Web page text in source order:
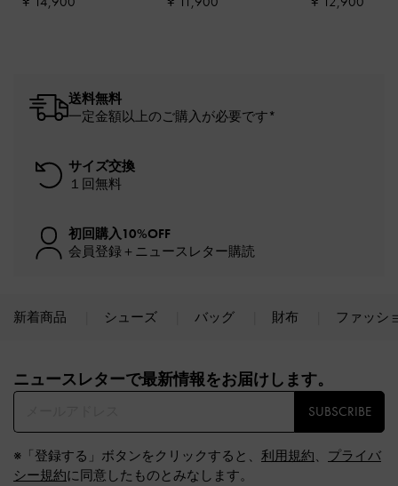
送料無料
一定金額以上のご購入が必要です*
サイズ交換
１回無料
初回購入10%OFF
会員登録＋ニュースレター購読
新着商品 シューズ バッグ 財布 ファッシ
ニュースレターで最新情報をお届けします。​
SUBSCRIBE
※「登録する」ボタンをクリックすると、 利用規約、 プライバ
シー規約に同意したものとみなします。